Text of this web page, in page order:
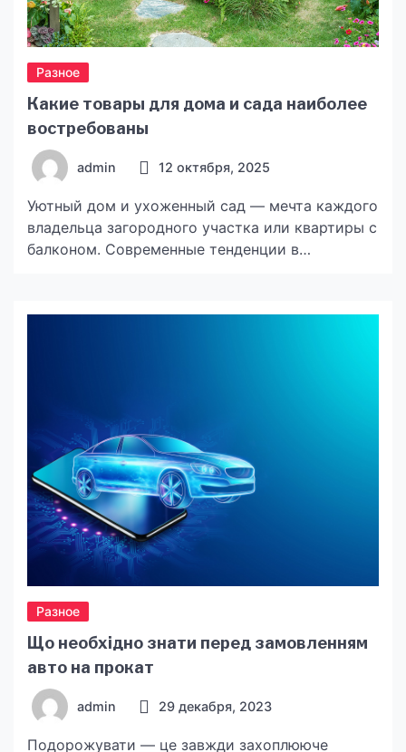
Разное
Какие товары для дома и сада наиболее
востребованы
admin 12 октября, 2025
Уютный дом и ухоженный сад — мечта каждого
владельца загородного участка или квартиры с
балконом. Современные тенденции в
которые делают быт комфортнее, а сад —
Разное
Що необхідно знати перед замовленням
авто на прокат
admin 29 декабря, 2023
Подорожувати — це завжди захоплююче